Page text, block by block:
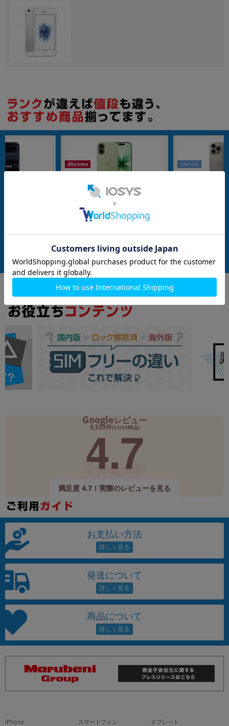
223,800 円 (税込)
【ネットワーク利用制限▲】iPhone
17 A3519 (MG6C4J/A) 256GB セージ
【docomo版SIMフリー】
メーカー：Apple
未使用品 136,800 円 (税込)
SIMFREE
中古Aランク
Googleレビュー
9,520件(12/24時点)
4.7
満足度 4.7！実際のレビューを見る
お支払い方法
発送について
商品について
iPhone スマートフォン タブレット